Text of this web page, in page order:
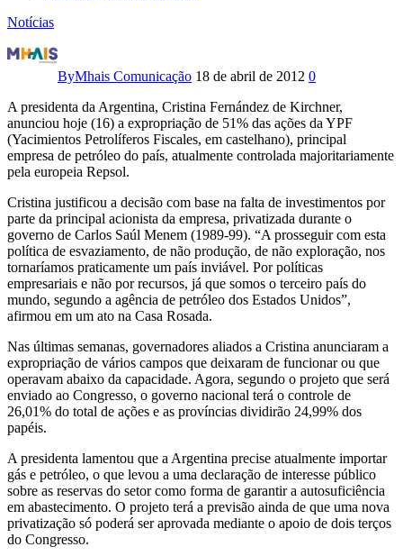
Notícias
Argentina
retoma
controle
de
principal
empresa
de
petróleo
ByMhais Comunicação 18 de abril de 2012 0
A presidenta da Argentina, Cristina Fernández de Kirchner,
anunciou hoje (16) a expropriação de 51% das ações da YPF
(Yacimientos Petrolíferos Fiscales, em castelhano), principal
empresa de petróleo do país, atualmente controlada majoritariamente
pela europeia Repsol.
Cristina justificou a decisão com base na falta de investimentos por
parte da principal acionista da empresa, privatizada durante o
governo de Carlos Saúl Menem (1989-99). “A prosseguir com esta
política de esvaziamento, de não produção, de não exploração, nos
tornaríamos praticamente um país inviável. Por políticas
empresariais e não por recursos, já que somos o terceiro país do
mundo, segundo a agência de petróleo dos Estados Unidos”,
afirmou em um ato na Casa Rosada.
Nas últimas semanas, governadores aliados a Cristina anunciaram a
expropriação de vários campos que deixaram de funcionar ou que
operavam abaixo da capacidade. Agora, segundo o projeto que será
enviado ao Congresso, o governo nacional terá o controle de
26,01% do total de ações e as províncias dividirão 24,99% dos
papéis.
A presidenta lamentou que a Argentina precise atualmente importar
gás e petróleo, o que levou a uma declaração de interesse público
sobre as reservas do setor como forma de garantir a autosuficiência
em abastecimento. O projeto terá a previsão ainda de que uma nova
privatização só poderá ser aprovada mediante o apoio de dois terços
do Congresso.